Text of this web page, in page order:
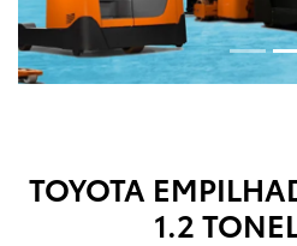
TOYOTA
1.2